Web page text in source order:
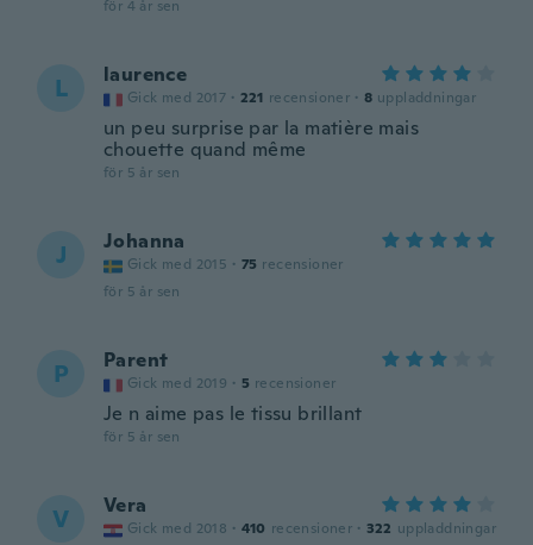
för 4 år sen
L laurence
Gick med 2017 · 221 recensioner · 8 uppladdningar
un peu surprise par la matière mais
chouette quand même
för 5 år sen
J Johanna
Gick med 2015 · 75 recensioner
för 5 år sen
P Parent
Gick med 2019 · 5 recensioner
Je n aime pas le tissu brillant
för 5 år sen
V Vera
Gick med 2018 · 410 recensioner · 322 uppladdningar